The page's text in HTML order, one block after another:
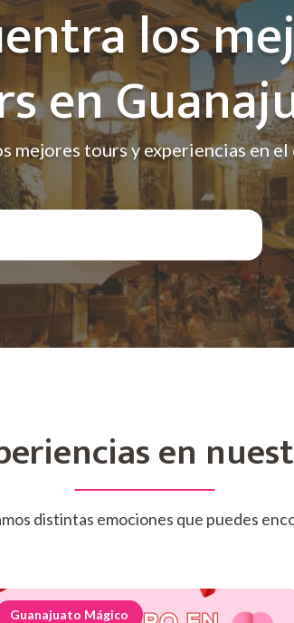
los
en
mejores tours y experiencias en
en
distintas emociones que puedes
Guanajuato Mágico